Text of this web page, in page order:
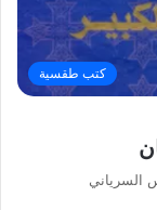
كتب طقسية
السرياني